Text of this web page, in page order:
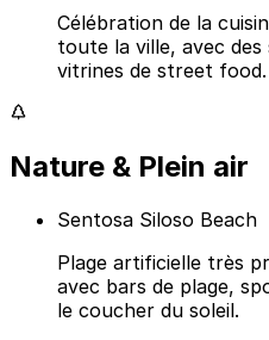
Célébration de la
toute la ville, avec des
vitrines de street food.
Nature & Plein air
Sentosa Siloso Beach
Plage artificielle très
avec bars de plage,
le coucher du soleil.